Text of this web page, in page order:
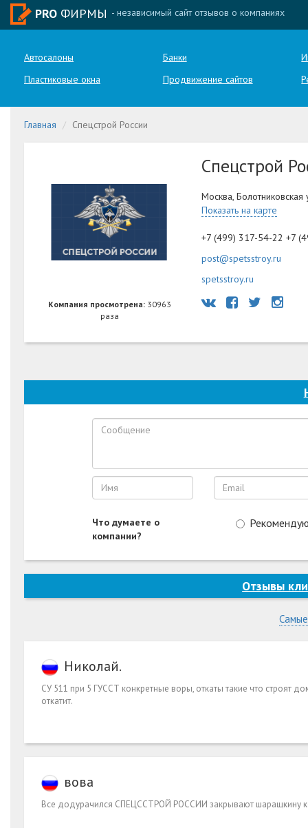
PRO ФИРМЫ - независимый сайт отзывов о компаниях
Автосалоны Банки
Пластиковые окна
Продвижение сайтов
Главная Спецстрой России
Компания просмотрена: 30963
раза
Спецстрой
Москва, Болотниковская
Показать на карте
+7 (499) 317-54-22 +7
post@spetsstroy.ru
spetsstroy.ru
Что думаете о
компании?
Отзывы
Николай.
СУ 511 при 5 ГУССТ конкретные воры, откаты такие что строят
откатит.
вова
Все додурачился СПЕЦССТРОЙ РОССИИ закрывают шаращкину